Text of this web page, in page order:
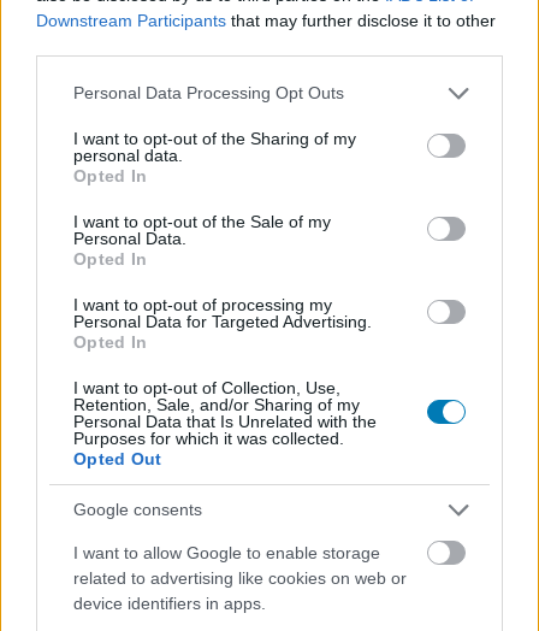
Downstream Participants that may further disclose it to other
Please note that this website/app uses one or more Google
not limited to your visit or usage behaviour. You may click to
grant or deny consent to Google and its third-party tags to
use your data for below specified purposes in below Google
consent section.
Personal Data Processing Opt Outs
I want to opt-out of the Sharing of my
personal data.
Opted In
I want to opt-out of the Sale of my
Personal Data.
Opted In
I want to opt-out of processing my
Personal Data for Targeted Advertising.
Opted In
I want to opt-out of Collection, Use,
Retention, Sale, and/or Sharing of my
Personal Data that Is Unrelated with the
Purposes for which it was collected.
Opted Out
Google consents
I want to allow Google to enable storage
related to advertising like cookies on web or
device identifiers in apps.
| 2026.03.13 19:29
Aaron Pierre is szerepet kap a Man of Tomorrow-ban.
Megérkezett a Lanterns tévésorozat első előzetese,
piszkosul menők a DC új Zöld Lámpásai
Kozmikus hősök helyett a kisvárosi nyomozás dominál az